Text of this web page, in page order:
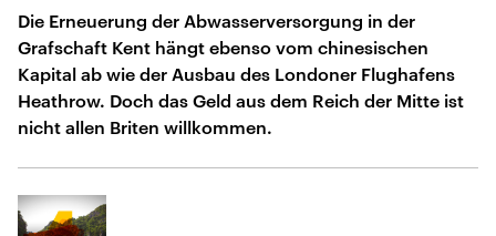
Die Erneuerung der Abwasserversorgung in der
Grafschaft Kent hängt ebenso vom chinesischen
Kapital ab wie der Ausbau des Londoner Flughafens
Heathrow. Doch das Geld aus dem Reich der Mitte ist
nicht allen Briten willkommen.